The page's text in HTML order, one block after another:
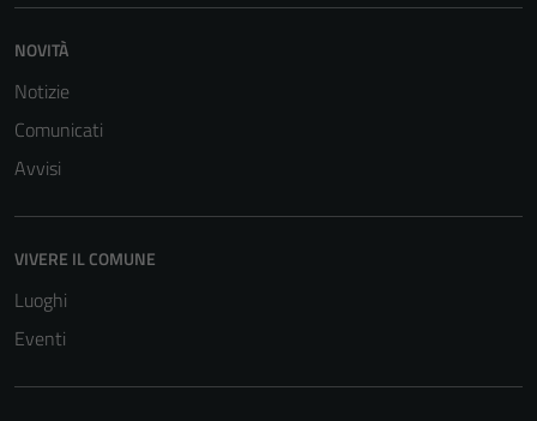
NOVITÀ
Notizie
Comunicati
Avvisi
VIVERE IL COMUNE
Luoghi
Eventi
funzionamento
non raccolgono